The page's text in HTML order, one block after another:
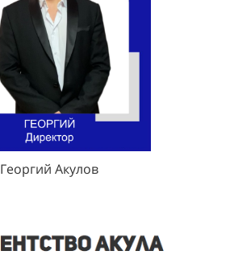
Георгий Акулов